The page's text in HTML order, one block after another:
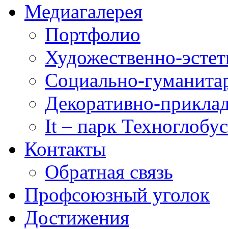
Медиагалерея
Портфолио
Художественно-
Социально-
Декоративно-
It – парк Техноглобус
Контакты
Обратная связь
Профсоюзный уголок
Достижения